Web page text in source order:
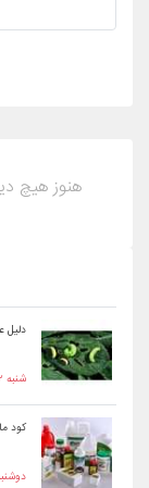
هنوز هیچ
دلیل
۱۴۰۵/۲/۱۲ شنبه
کود
۱۴۰۴/۱۲/۵